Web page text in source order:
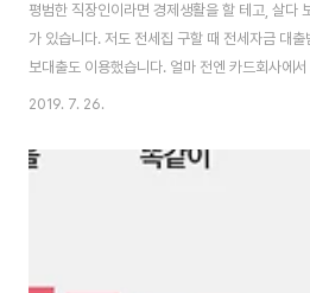
평범한 직장인이라면 경제생활을 할 테고, 살다
가 있습니다. 저도 전세집 구할 때 전세자금 대
보대출도 이용했습니다. 얼마 전엔 카드회사에
있는 분들은 상환 기간, 이자 부담, 상환 방식을
기에 앞서, 은행 대출이자 계산기를 먼저 알고 간
2019. 7. 26.